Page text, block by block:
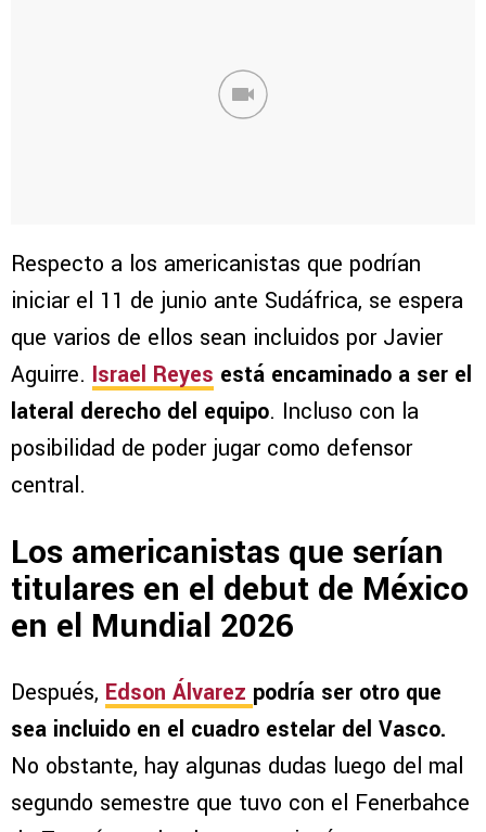
Respecto a los americanistas que podrían
iniciar el 11 de junio ante Sudáfrica, se espera
que varios de ellos sean incluidos por Javier
Aguirre. Israel Reyes está encaminado a ser el
lateral derecho del equipo. Incluso con la
posibilidad de poder jugar como defensor
central.
Los americanistas que serían
titulares en el debut de México
en el Mundial 2026
Después, Edson Álvarez podría ser otro que
sea incluido en el cuadro estelar del Vasco.
No obstante, hay algunas dudas luego del mal
segundo semestre que tuvo con el Fenerbahce